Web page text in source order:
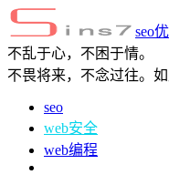
seo
不乱于心，不困于情。
不畏将来，不念过往。如
seo
web安全
web编程